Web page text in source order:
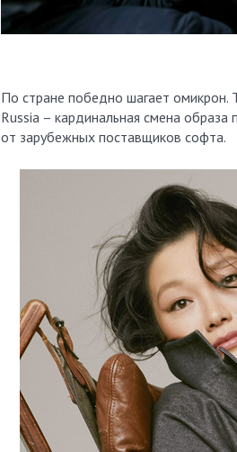
По стране победно шагает омикрон.
Russia – кардинальная смена
от зарубежных поставщиков софта.